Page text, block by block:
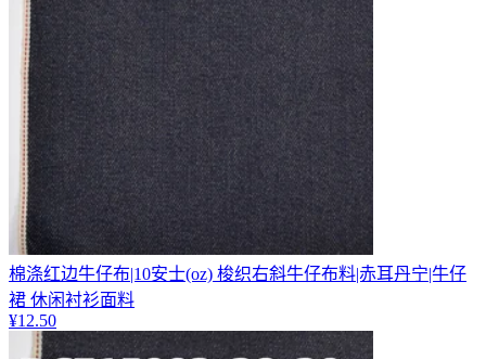
棉涤红边牛仔布|10安士(oz) 梭织右斜牛仔布料|赤耳丹宁|牛仔
裙 休闲衬衫面料
¥12.50